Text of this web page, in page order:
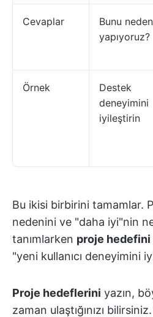
Cevaplar
Bunu neden
yapıyoruz?
Örnek
Destek
deneyimini
iyileştirin
Bu ikisi birbirini tamamlar.
nedenini ve "daha iyi"nin
tanımlarken proje hedefini
"yeni kullanıcı deneyimini
Proje hedeflerini yazın,
zaman ulaştığınızı